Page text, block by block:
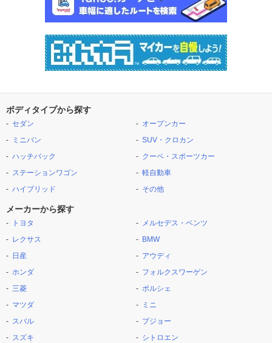
ボディタイプから探す
セダン
ミニバン
ハッチバック
ステーションワゴン
ハイブリッド
オープンカー
SUV・クロカン
クーペ・スポーツカー
軽自動車
その他
メーカーから探す
トヨタ
レクサス
日産
ホンダ
三菱
マツダ
スバル
スズキ
メルセデス・ベンツ
BMW
アウディ
フォルクスワーゲン
ポルシェ
ミニ
プジョー
シトロエン